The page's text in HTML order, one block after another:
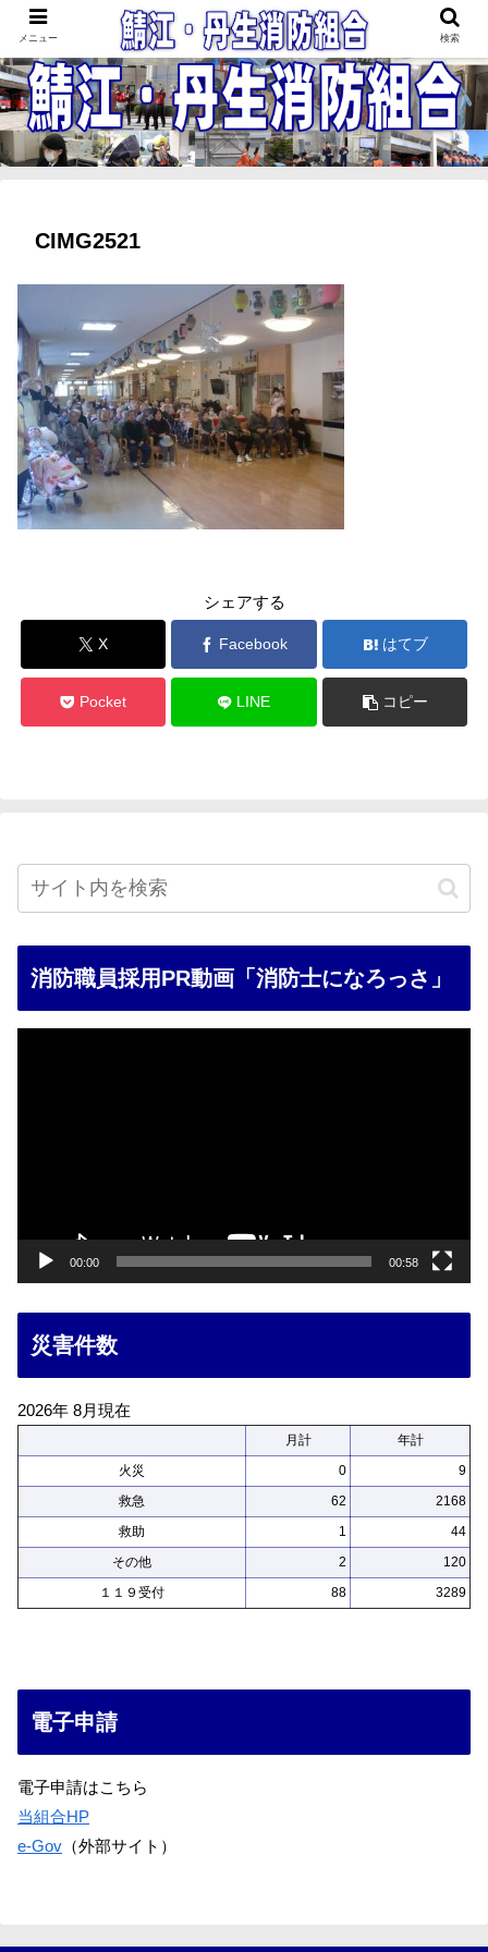
鯖江・丹生消防組合
CIMG2521
シェアする
X Facebook はてブ
Pocket LINE コピー
消防職員採用PR動画「消防士になろっさ」
00:00 00:58
災害件数
2026年 8月現在
月計
年計
火災
0
9
救急
62
2168
救助
1
44
その他
2
120
１１９受付
88 3289
電子申請
電子申請はこちら
当組合HP
e-Gov （外部サイト）
メニュー 検索